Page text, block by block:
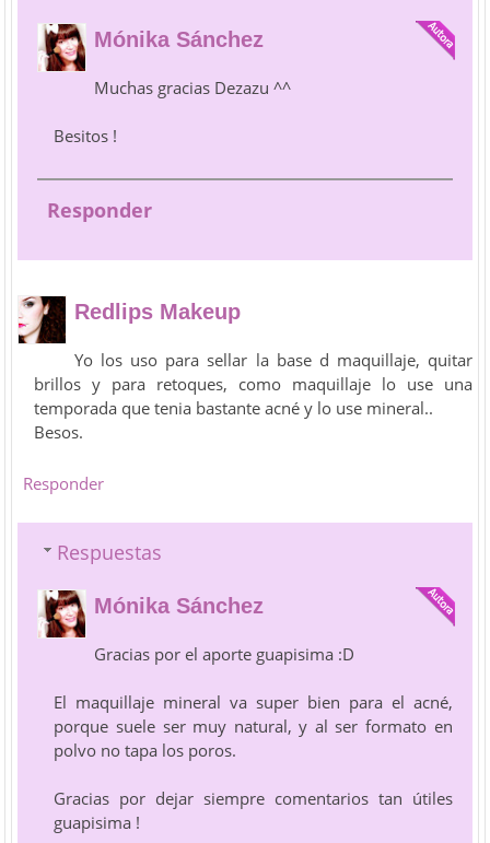
Mónika Sánchez
Muchas gracias Dezazu ^^
Besitos !
Responder
Redlips Makeup
Yo los uso para sellar la base d maquillaje, quitar
brillos y para retoques, como maquillaje lo use una
temporada que tenia bastante acné y lo use mineral..
Besos.
Responder
Respuestas
Mónika Sánchez
Gracias por el aporte guapisima :D
El maquillaje mineral va super bien para el acné,
porque suele ser muy natural, y al ser formato en
polvo no tapa los poros.
Gracias por dejar siempre comentarios tan útiles
guapisima !